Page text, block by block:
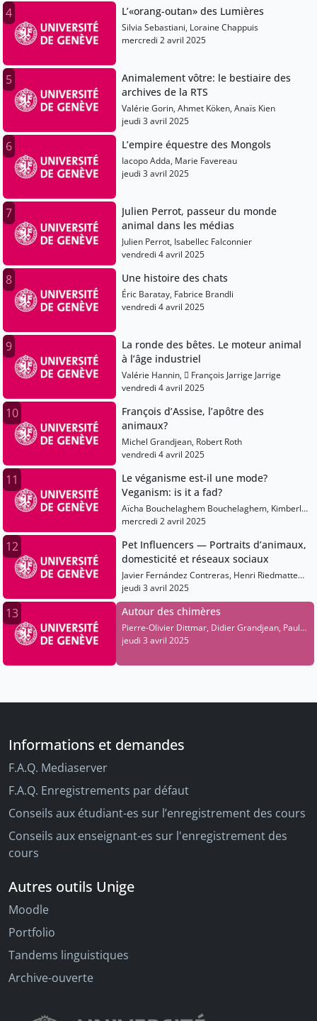
4 L’«orang-outan» des Lumières
Silvia Sebastiani, Loraine Chappuis
mercredi 2 avril 2025
5
Animalement vôtre: le bestiaire des
archives de la RTS
Valérie Gorin, Ahmet Köken, Anaïs Kien
jeudi 3 avril 2025
6 L’empire équestre des Mongols
Iacopo Adda, Marie Favereau
jeudi 3 avril 2025
7
Julien Perrot, passeur du monde
animal dans les médias
Julien Perrot, Isabellec Falconnier
vendredi 4 avril 2025
8 Une histoire des chats
Éric Baratay, Fabrice Brandli
vendredi 4 avril 2025
9
La ronde des bêtes. Le moteur animal
à l’âge industriel
Valérie Hannin,  François Jarrige Jarrige
vendredi 4 avril 2025
10
François d’Assise, l’apôtre des
animaux?
Michel Grandjean, Robert Roth
vendredi 4 avril 2025
11
Le véganisme est-il une mode?
Veganism: is it a fad?
Aïcha Bouchelaghem Bouchelaghem, Kimberly
Frohreich, Bryn Skibo, Deborah Madsen
mercredi 2 avril 2025
12
Pet Influencers — Portraits d’animaux,
domesticité et réseaux sociaux
Javier Fernández Contreras, Henri Riedmatten
De Riedmatten
jeudi 3 avril 2025
13 Autour des chimères
Pierre-Olivier Dittmar, Didier Grandjean, Paul
Widmer, Stéphanie-Aloysia Moretti
jeudi 3 avril 2025
Informations et demandes
F.A.Q. Mediaserver
F.A.Q. Enregistrements par défaut
Conseils aux étudiant-es sur l’enregistrement des cours
Conseils aux enseignant-es sur l'enregistrement des
cours
Autres outils Unige
Moodle
Portfolio
Tandems linguistiques
Archive-ouverte